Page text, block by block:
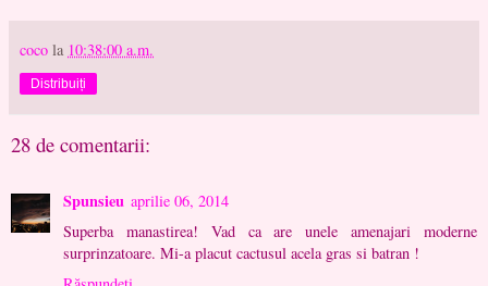
coco la 10:38:00 a.m.
Distribuiți
28 de comentarii:
Spunsieu aprilie 06, 2014
Superba manastirea! Vad ca are unele amenajari moderne
surprinzatoare. Mi-a placut cactusul acela gras si batran !